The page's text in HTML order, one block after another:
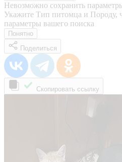
Невозможно сохранить
Укажите Тип питомца и Породу,
параметры вашего поиска
Понятно
Поделиться
Скопировать ссылку